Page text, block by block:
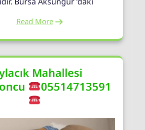
Read More
Mahallesi
05514713591